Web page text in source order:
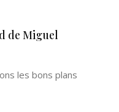
de Miguel
les bons plans